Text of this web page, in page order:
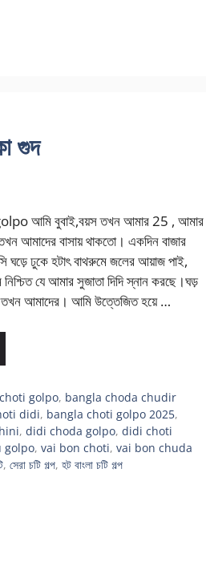
গুদ
আমি বুবাই,বয়স তখন আমার 25 , আমার
তখন আমাদের বাসায় থাকতো। একদিন বাজার
ঘড়ে ঢুকে হটাৎ বাথরুমে জলের আয়াজ পাই,
যে আমার সুজাতা দিদি স্নান করছে।ঘড়
তখন আমাদের। আমি উত্তেজিত হয়ে …
golpo, bangla choda chudir
didi, bangla choti golpo 2025,
, didi choda golpo, didi choti
golpo, vai bon choti, vai bon chuda
, সেরা চটি গল্প, হট বাংলা চটি গল্প